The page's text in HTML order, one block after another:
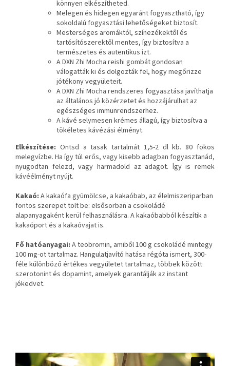
könnyen elkészítheted.
Melegen és hidegen egyaránt fogyasztható, így
sokoldalú fogyasztási lehetőségeket biztosít.
Mesterséges aromáktól, színezékektől és
tartósítószerektől mentes, így biztosítva a
természetes és autentikus ízt.
A DXN Zhi Mocha reishi gombát gondosan
válogatták ki és dolgozták fel, hogy megőrizze
jótékony vegyületeit.
A DXN Zhi Mocha rendszeres fogyasztása javíthatja
az általános jó közérzetet és hozzájárulhat az
egészséges immunrendszerhez.
A kávé selymesen krémes állagú, így biztosítva a
tökéletes kávézási élményt.
Elkészítése: Öntsd a tasak tartalmát 1,5-2 dl kb. 80 fokos
melegvízbe. Ha így túl erős, vagy kisebb adagban fogyasztanád,
nyugodtan felezd, vagy harmadold az adagot. Így is remek
kávéélményt nyújt.
Kakaó: A kakaófa gyümölcse, a kakaóbab, az élelmiszeriparban
fontos szerepet tölt be: elsősorban a csokoládé
alapanyagaként kerül felhasználásra. A kakaóbabból készítik a
kakaóport és a kakaóvajat is.
Fő hatóanyagai: A teobromin, amiből 100 g csokoládé mintegy
100 mg-ot tartalmaz. Hangulatjavító hatása régóta ismert, 300-
féle különböző értékes vegyületet tartalmaz, többek között
szerotonint és dopamint, amelyek garantálják az instant
jókedvet.